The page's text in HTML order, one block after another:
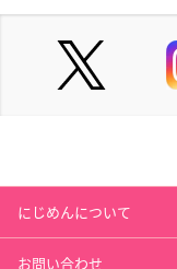
にじめんについて
お問い合わせ